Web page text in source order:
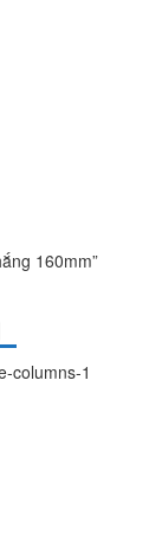
160mm”
columns-1